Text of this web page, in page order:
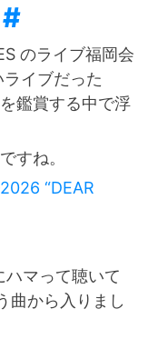
#
のライブ福岡会
イブだった
鑑賞する中で浮
すね。
“DEAR
マって聴いて
曲から入りまし